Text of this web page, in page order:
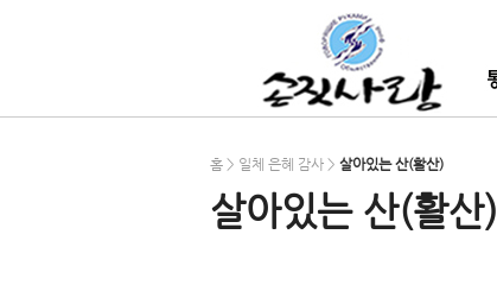
살아있는 산(활산)
홈 > 일체 은혜 감사 > 살아있는 산(활산)